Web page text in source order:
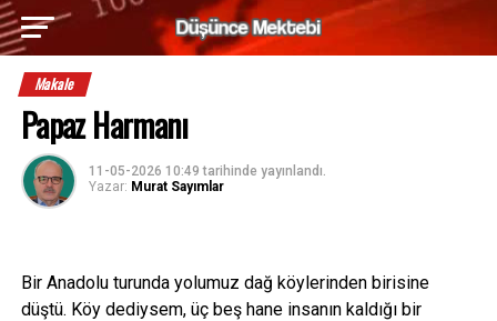
Makale
Papaz Harmanı
11-05-2026 10:49 tarihinde yayınlandı.
Yazar: Murat Sayımlar
Bir Anadolu turunda yolumuz dağ köylerinden birisine
düştü. Köy dediysem, üç beş hane insanın kaldığı bir